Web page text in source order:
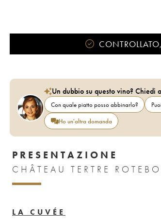
Un dubbio su questo vino?
Con quale piatto posso abbinarlo?
Ho un'altra domanda
PRESENTAZIONE
LA CUVÉE